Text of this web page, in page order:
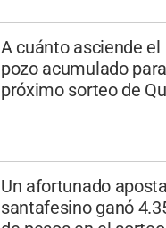
A cuánto asciende
pozo acumulado
próximo sorteo de
Un afortunado
santafesino ganó